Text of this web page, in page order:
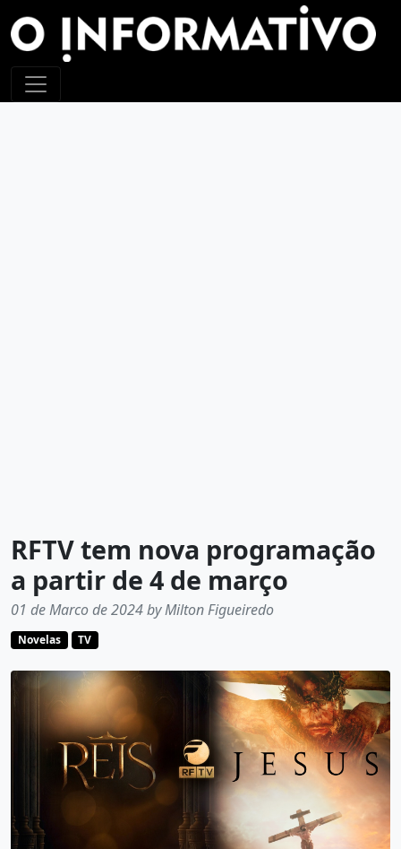
RFTV tem nova programação
a partir de 4 de março
01 de Marco de 2024 by Milton Figueiredo
Novelas TV